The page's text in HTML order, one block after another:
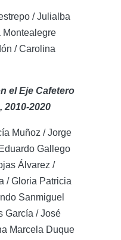
/ Julialba
Montealegre
/ Carolina
el Eje Cafetero
2020
Muñoz / Jorge
Gallego
Álvarez /
/ Gloria Patricia
Sanmiguel
García / José
Marcela Duque